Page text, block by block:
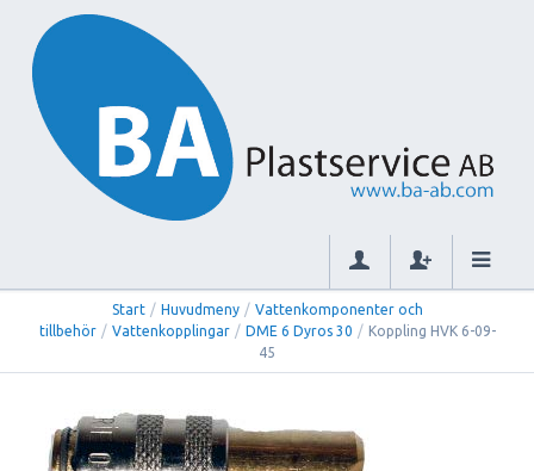
Start / Huvudmeny / Vattenkomponenter och
tillbehör / Vattenkopplingar / DME 6 Dyros 30 / Koppling HVK 6-09-
45